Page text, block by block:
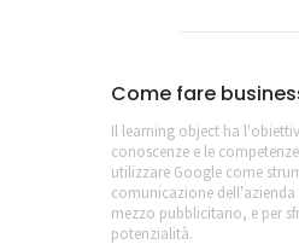
Come fare
Il learning object ha
conoscenze e le
utilizzare Google come
comunicazione
mezzo pubblicitario, e per
potenzialità.